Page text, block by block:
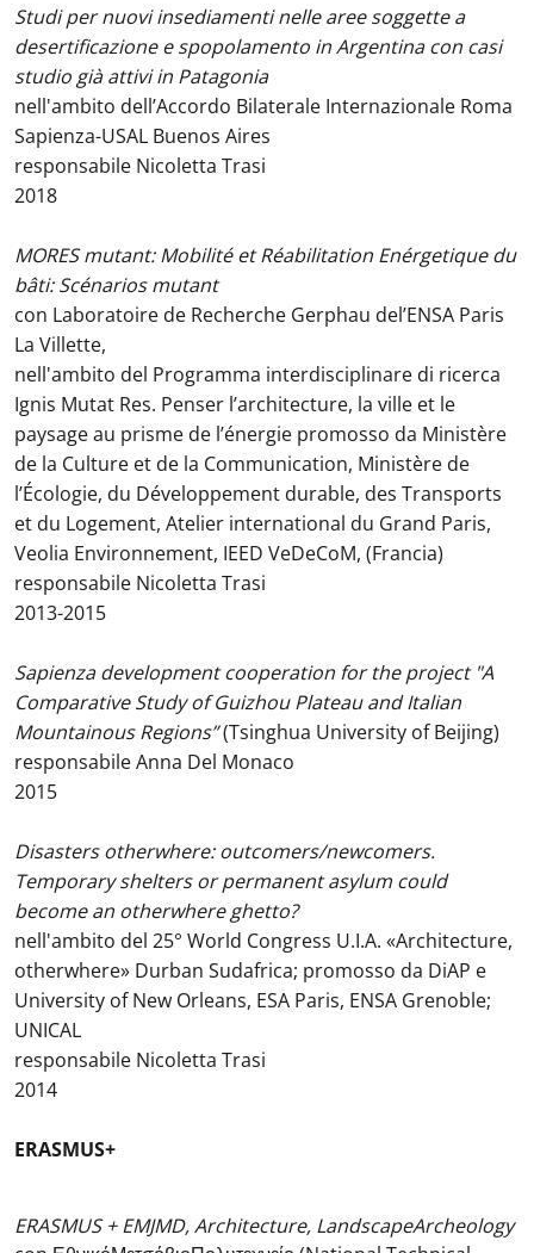
Studi per nuovi insediamenti nelle aree soggette a
desertificazione e spopolamento in Argentina con casi
studio già attivi in Patagonia
nell'ambito dell’Accordo Bilaterale Internazionale Roma
Sapienza-USAL Buenos Aires
responsabile Nicoletta Trasi
2018
MORES mutant: Mobilité et Réabilitation Enérgetique du
bâti: Scénarios mutant
con Laboratoire de Recherche Gerphau del’ENSA Paris
La Villette,
nell'ambito del Programma interdisciplinare di ricerca
Ignis Mutat Res. Penser l’architecture, la ville et le
paysage au prisme de l’énergie promosso da Ministère
de la Culture et de la Communication, Ministère de
l’Écologie, du Développement durable, des Transports
et du Logement, Atelier international du Grand Paris,
Veolia Environnement, IEED VeDeCoM, (Francia)
responsabile Nicoletta Trasi
2013-2015
Sapienza development cooperation for the project "A
Comparative Study of Guizhou Plateau and Italian
Mountainous Regions”(Tsinghua University of Beijing)
responsabile Anna Del Monaco
2015
Disasters otherwhere: outcomers/newcomers.
Temporary shelters or permanent asylum could
become an otherwhere ghetto?
nell'ambito del 25° World Congress U.I.A. «Architecture,
otherwhere» Durban Sudafrica; promosso da DiAP e
University of New Orleans, ESA Paris, ENSA Grenoble;
UNICAL
responsabile Nicoletta Trasi
2014
ERASMUS+
ERASMUS + EMJMD, Architecture, LandscapeArcheology